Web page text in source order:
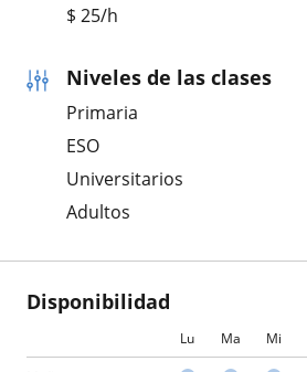
$ 25/h
Niveles de las clases
Primaria
ESO
Universitarios
Adultos
Disponibilidad
Lu Ma Mi